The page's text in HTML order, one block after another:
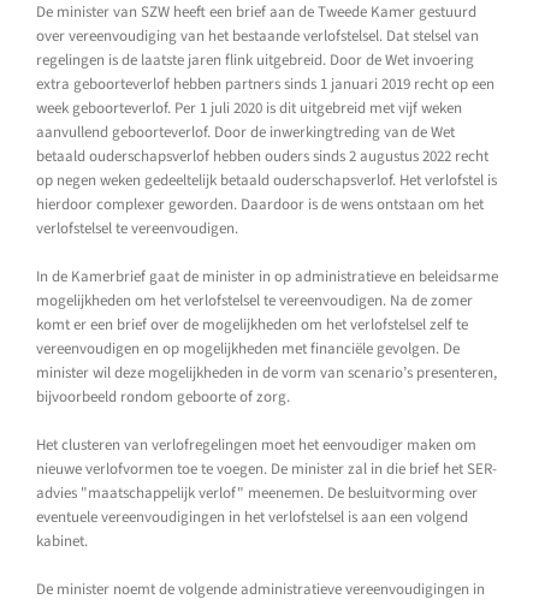
De minister van SZW heeft een brief aan de Tweede Kamer gestuurd
over vereenvoudiging van het bestaande verlofstelsel. Dat stelsel van
regelingen is de laatste jaren flink uitgebreid. Door de Wet invoering
extra geboorteverlof hebben partners sinds 1 januari 2019 recht op een
week geboorteverlof. Per 1 juli 2020 is dit uitgebreid met vijf weken
aanvullend geboorteverlof. Door de inwerkingtreding van de Wet
betaald ouderschapsverlof hebben ouders sinds 2 augustus 2022 recht
op negen weken gedeeltelijk betaald ouderschapsverlof. Het verlofstel is
hierdoor complexer geworden. Daardoor is de wens ontstaan om het
verlofstelsel te vereenvoudigen.
In de Kamerbrief gaat de minister in op administratieve en beleidsarme
mogelijkheden om het verlofstelsel te vereenvoudigen. Na de zomer
komt er een brief over de mogelijkheden om het verlofstelsel zelf te
vereenvoudigen en op mogelijkheden met financiële gevolgen. De
minister wil deze mogelijkheden in de vorm van scenario’s presenteren,
bijvoorbeeld rondom geboorte of zorg.
Het clusteren van verlofregelingen moet het eenvoudiger maken om
nieuwe verlofvormen toe te voegen. De minister zal in die brief het SER-
advies "maatschappelijk verlof" meenemen. De besluitvorming over
eventuele vereenvoudigingen in het verlofstelsel is aan een volgend
kabinet.
De minister noemt de volgende administratieve vereenvoudigingen in